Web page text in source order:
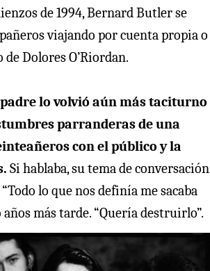
de 1994, Bernard Butler se
viajando por cuenta propia o
Dolores O’Riordan.
lo volvió aún más taciturno
parranderas de una
con el público y la
Si hablaba, su tema de conversación
lo que nos definía me sacaba
años más tarde. “Quería destruirlo”.